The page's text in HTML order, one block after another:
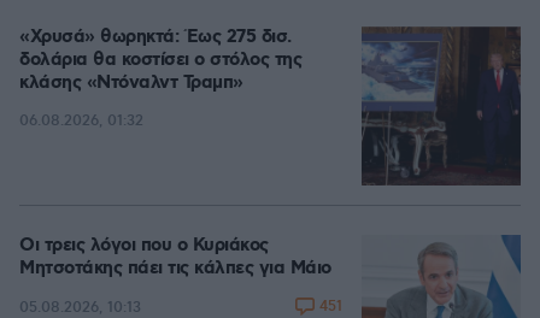
«Χρυσά» θωρηκτά: Έως 275 δισ.
δολάρια θα κοστίσει ο στόλος της
κλάσης «Ντόναλντ Τραμπ»
06.08.2026, 01:32
Οι τρεις λόγοι που ο Κυριάκος
Μητσοτάκης πάει τις κάλπες για Μάιο
05.08.2026, 10:13 451